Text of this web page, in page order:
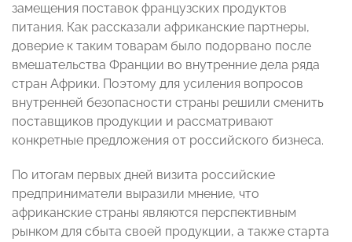
замещения поставок французских продуктов
питания. Как рассказали африканские партнеры,
доверие к таким товарам было подорвано после
вмешательства Франции во внутренние дела ряда
стран Африки. Поэтому для усиления вопросов
внутренней безопасности страны решили сменить
поставщиков продукции и рассматривают
конкретные предложения от российского бизнеса.
По итогам первых дней визита российские
предприниматели выразили мнение, что
африканские страны являются перспективным
рынком для сбыта своей продукции, а также старта